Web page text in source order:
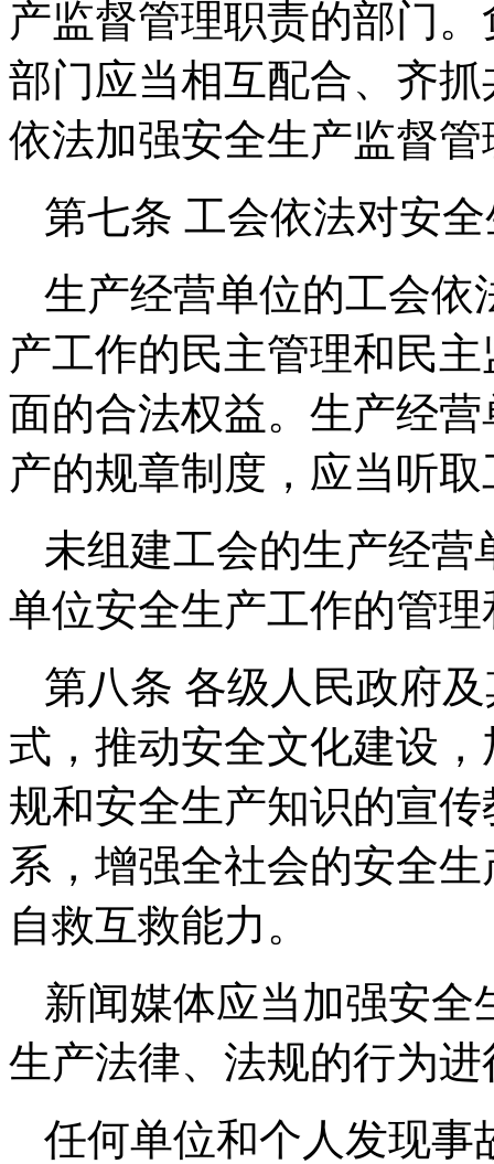
产监督管理职责的部门
部门应当相互配合、齐
依法加强安全生产监督
第七条 工会依法对安
生产经营单位的工会依
产工作的民主管理和民
面的合法权益。生产经
产的规章制度，应当听
未组建工会的生产经
单位安全生产工作的管
第八条 各级人民政府
式，推动安全文化建设
规和安全生产知识的宣
系，增强全社会的安全
自救互救能力。
新闻媒体应当加强安
生产法律、法规的行为
任何单位和个人发现事